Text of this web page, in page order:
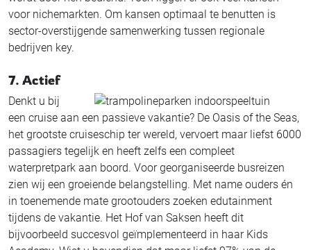
voor nichemarkten. Om kansen optimaal te benutten is
sector-overstijgende samenwerking tussen regionale
bedrijven key.
7. Actief
Denkt u bij
een cruise aan een passieve vakantie? De Oasis of the Seas,
het grootste cruiseschip ter wereld, vervoert maar liefst 6000
passagiers tegelijk en heeft zelfs een compleet
waterpretpark aan boord. Voor georganiseerde busreizen
zien wij een groeiende belangstelling. Met name ouders én
in toenemende mate grootouders zoeken edutainment
tijdens de vakantie. Het Hof van Saksen heeft dit
bijvoorbeeld succesvol geïmplementeerd in haar Kids